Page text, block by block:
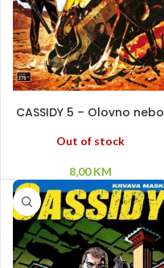
CASSIDY 5 – Olovno nebo
Out of stock
8,00KM